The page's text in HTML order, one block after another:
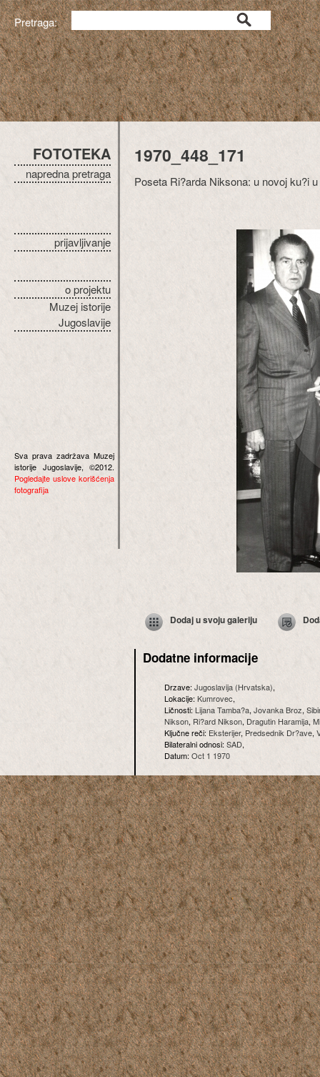
Pretraga:
FOTOTEKA
napredna pretraga
prijavljivanje
o projektu
Muzej istorije
Jugoslavije
Sva prava zadržava Muzej
istorije Jugoslavije, ©2012.
Pogledajte uslove korišćenja
fotografija
1970_448_171
Poseta Ri?arda Niksona: u novoj ku?i
Dodaj u svoju galeriju
Dodatne informacije
Drzave:Jugoslavija (Hrvatska),
Lokacije:Kumrovec,
Ličnosti:Lijana Tamba?a, Jovanka Broz,
Nikson, Ri?ard Nikson, Dragutin Haramija,
Ključne reči: Eksterijer, Predsednik Dr?ave,
Bilateralni odnosi:SAD,
Datum:Oct 1 1970